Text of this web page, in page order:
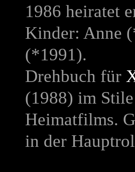
1986 heiratet
Kinder: Anne
(*1991).
Drehbuch für
(1988) im
Heimatfilms.
in der